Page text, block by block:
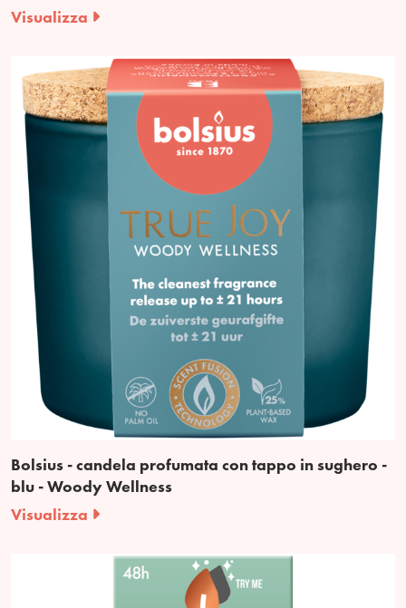
Visualizza
Bolsius - candela profumata con tappo in sughero -
blu - Woody Wellness
Visualizza